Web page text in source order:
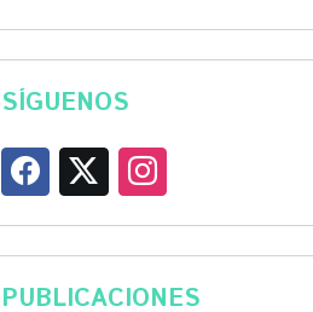
SÍGUENOS
PUBLICACIONES